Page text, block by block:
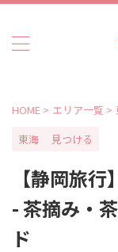
HOME > エリア一覧 >
東海
見つける
【静岡旅
- 茶摘み・
ド